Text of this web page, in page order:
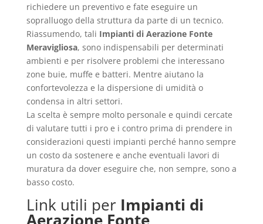
richiedere un preventivo e fate eseguire un
sopralluogo della struttura da parte di un tecnico.
Riassumendo, tali Impianti di Aerazione Fonte
Meravigliosa, sono indispensabili per determinati
ambienti e per risolvere problemi che interessano
zone buie, muffe e batteri. Mentre aiutano la
confortevolezza e la dispersione di umidità o
condensa in altri settori.
La scelta è sempre molto personale e quindi cercate
di valutare tutti i pro e i contro prima di prendere in
considerazioni questi impianti perché hanno sempre
un costo da sostenere e anche eventuali lavori di
muratura da dover eseguire che, non sempre, sono a
basso costo.
Link utili per Impianti di